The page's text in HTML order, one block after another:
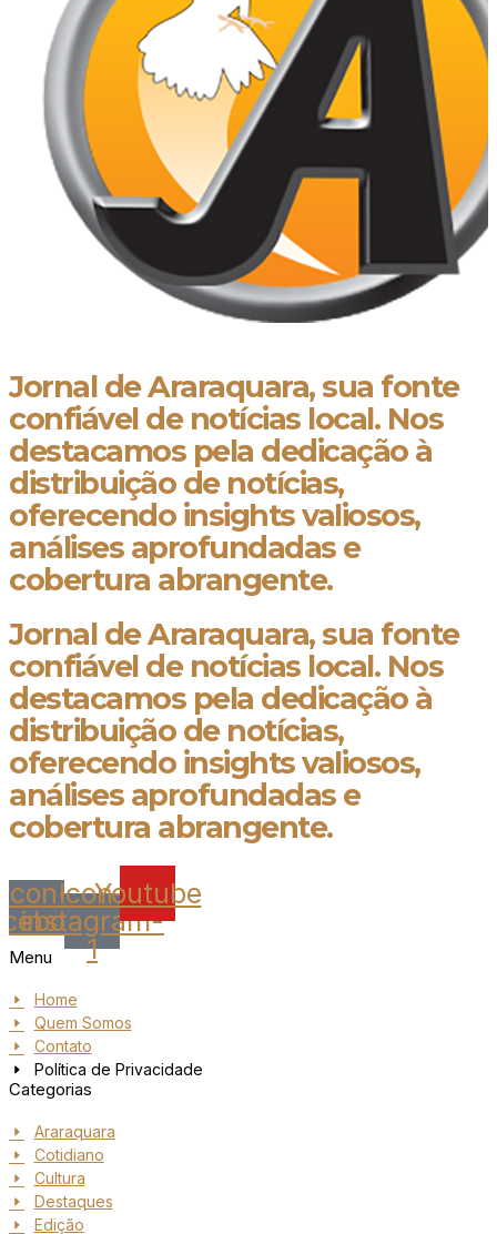
Jornal de Araraquara, sua fonte
confiável de notícias local. Nos
destacamos pela dedicação à
distribuição de notícias,
oferecendo insights valiosos,
análises aprofundadas e
cobertura abrangente.
Jornal de Araraquara, sua fonte
confiável de notícias local. Nos
destacamos pela dedicação à
distribuição de notícias,
oferecendo insights valiosos,
análises aprofundadas e
cobertura abrangente.
Icon-Icon-
instagram-
1
Youtube
Menu
Home
Quem Somos
Contato
Política de Privacidade
Categorias
Araraquara
Cotidiano
Cultura
Destaques
Edição